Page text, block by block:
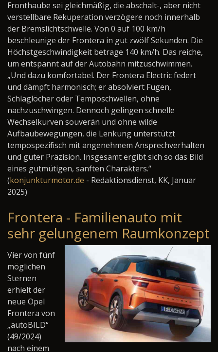
Fronthaube sei gleichmäßig, die abschalt-, aber nicht
verstellbare Rekuperation verzögere noch innerhalb
der Bremslichtschwelle. Von 0 auf 100 km/h
beschleunige der Frontera in gut zwölf Sekunden. Die
Höchstgeschwindigkeit betrage 140 km/h. Das reiche,
um entspannt auf der Autobahn mitzuschwimmen.
„Und dazu komfortabel. Der Frontera Electric federt
und dämpft harmonisch; er absolviert Fugen,
Schlaglöcher oder Temposchwellen, ohne
nachzuschwingen. Dennoch gelingen schnelle
Wechselkurven souverän und ohne wilde
Aufbaubewegungen, die Lenkung unterstützt
tempospezifisch mit angenehmem Ansprechverhalten
und guter Präzision. Insgesamt ergibt sich so das Bild
eines gutmütigen, sanften Charakters.“
(konjunkturmotor.de - Redaktionsdienst, KK, Januar
2025)
Frontera - Familienauto mit
sehr gelungenem Raumkonzept
Vier von fünf
möglichen
Sternen
erhielt der
neue Opel
Frontera von
„autoBILD“
(49/2024)
nach einem